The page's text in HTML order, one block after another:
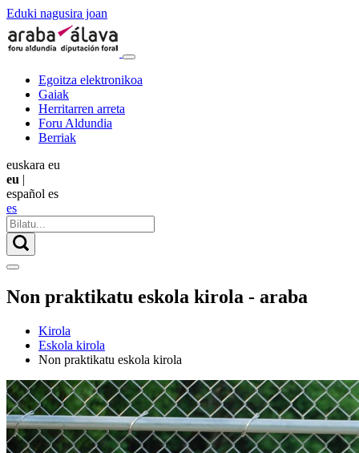
Eduki nagusira joan
Egoitza elektronikoa
Gaiak
Herritarren arreta
Foru Aldundia
Berriak
euskara eu
eu |
español es
es
Non praktikatu eskola kirola - araba
Kirola
Eskola kirola
Non praktikatu eskola kirola